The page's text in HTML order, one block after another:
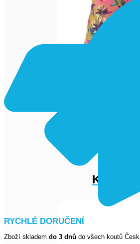
Kojicí tílka a
Kojicí
RYCHLÉ DORUČENÍ
Zboží skladem do 3 dnů do všech koutů